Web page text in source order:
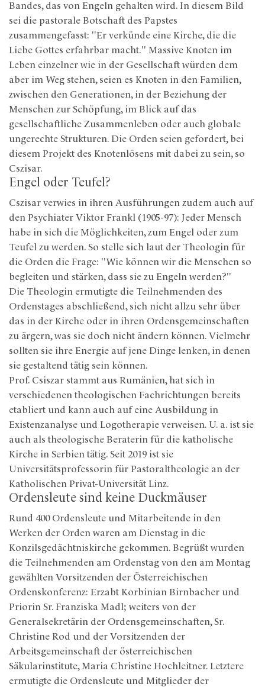
Bandes, das von Engeln gehalten wird. In diesem Bild
sei die pastorale Botschaft des Papstes
zusammengefasst: "Er verkünde eine Kirche, die die
Liebe Gottes erfahrbar macht." Massive Knoten im
Leben einzelner wie in der Gesellschaft würden dem
aber im Weg stehen, seien es Knoten in den Familien,
zwischen den Generationen, in der Beziehung der
Menschen zur Schöpfung, im Blick auf das
gesellschaftliche Zusammenleben oder auch globale
ungerechte Strukturen. Die Orden seien gefordert, bei
diesem Projekt des Knotenlösens mit dabei zu sein, so
Cszisar.
Engel oder Teufel?
Cszisar verwies in ihren Ausführungen zudem auch auf
den Psychiater Viktor Frankl (1905-97): Jeder Mensch
habe in sich die Möglichkeiten, zum Engel oder zum
Teufel zu werden. So stelle sich laut der Theologin für
die Orden die Frage: "Wie können wir die Menschen so
begleiten und stärken, dass sie zu Engeln werden?"
Die Theologin ermutigte die Teilnehmenden des
Ordenstages abschließend, sich nicht allzu sehr über
das in der Kirche oder in ihren Ordensgemeinschaften
zu ärgern, was sie doch nicht ändern können. Vielmehr
sollten sie ihre Energie auf jene Dinge lenken, in denen
sie gestaltend tätig sein können.
Prof. Csiszar stammt aus Rumänien, hat sich in
verschiedenen theologischen Fachrichtungen bereits
etabliert und kann auch auf eine Ausbildung in
Existenzanalyse und Logotherapie verweisen. U. a. ist sie
auch als theologische Beraterin für die katholische
Kirche in Serbien tätig. Seit 2019 ist sie
Universitätsprofessorin für Pastoraltheologie an der
Katholischen Privat-Universität Linz.
Ordensleute sind keine Duckmäuser
Rund 400 Ordensleute und Mitarbeitende in den
Werken der Orden waren am Dienstag in die
Konzilsgedächtniskirche gekommen. Begrüßt wurden
die Teilnehmenden am Ordenstag von den am Montag
gewählten Vorsitzenden der Österreichischen
Ordenskonferenz: Erzabt Korbinian Birnbacher und
Priorin Sr. Franziska Madl; weiters von der
Generalsekretärin der Ordensgemeinschaften, Sr.
Christine Rod und der Vorsitzenden der
Arbeitsgemeinschaft der österreichischen
Säkularinstitute, Maria Christine Hochleitner. Letztere
ermutigte die Ordensleute und Mitglieder der